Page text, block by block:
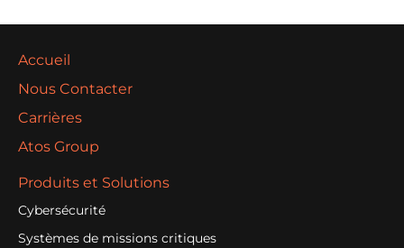
Accueil
Nous Contacter
Carrières
Atos Group
Produits et Solutions
Cybersécurité
Systèmes de missions critiques